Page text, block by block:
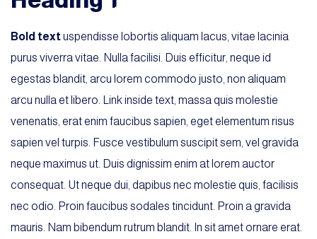
Bold textuspendisse lobortis aliquam lacus, vitae lacinia
purus viverra vitae. Nulla facilisi. Duis efficitur, neque id
egestas blandit, arcu lorem commodo justo, non aliquam
arcu nulla et libero. Link inside text, massa quis molestie
venenatis, erat enim faucibus sapien, eget elementum risus
sapien vel turpis. Fusce vestibulum suscipit sem, vel gravida
neque maximus ut. Duis dignissim enim at lorem auctor
consequat. Ut neque dui, dapibus nec molestie quis, facilisis
nec odio. Proin faucibus sodales tincidunt. Proin a gravida
mauris. Nam bibendum rutrum blandit. In sit amet ornare erat.